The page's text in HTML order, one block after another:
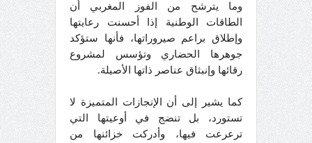
وما يترشح من الفوز المغربي أن
الطاقات الوطنية إذا أحسنت رعايتها
وإطلاق براعم صيروراتها، فأنها ستؤكد
جوهرها الحضاري وتؤسس لمشروع
رقائها وإنبثاق عناصر ذاتها الأصيلة.
كما يشير إلى أن الإنجازات المتميزة لا
تستورد، بل تنضج في أوعيتها التي
ترعرعت فيها، وأدركت خزائنها من